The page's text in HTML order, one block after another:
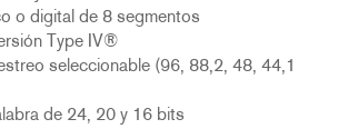
o digital de 8 segmentos
Type IV®
seleccionable (96, 88,2, 48, 44,1
de 24, 20 y 16 bits